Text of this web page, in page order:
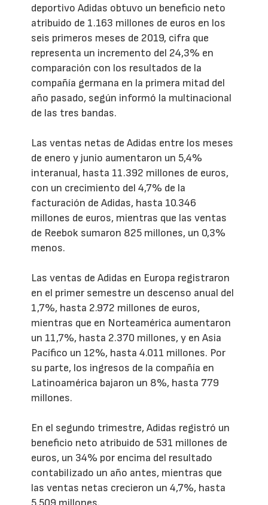
deportivo Adidas obtuvo un beneficio neto
atribuido de 1.163 millones de euros en los
seis primeros meses de 2019, cifra que
representa un incremento del 24,3% en
comparación con los resultados de la
compañía germana en la primera mitad del
año pasado, según informó la multinacional
de las tres bandas.
Las ventas netas de Adidas entre los meses
de enero y junio aumentaron un 5,4%
interanual, hasta 11.392 millones de euros,
con un crecimiento del 4,7% de la
facturación de Adidas, hasta 10.346
millones de euros, mientras que las ventas
de Reebok sumaron 825 millones, un 0,3%
menos.
Las ventas de Adidas en Europa registraron
en el primer semestre un descenso anual del
1,7%, hasta 2.972 millones de euros,
mientras que en Norteamérica aumentaron
un 11,7%, hasta 2.370 millones, y en Asia
Pacífico un 12%, hasta 4.011 millones. Por
su parte, los ingresos de la compañía en
Latinoamérica bajaron un 8%, hasta 779
millones.
En el segundo trimestre, Adidas registró un
beneficio neto atribuido de 531 millones de
euros, un 34% por encima del resultado
contabilizado un año antes, mientras que
las ventas netas crecieron un 4,7%, hasta